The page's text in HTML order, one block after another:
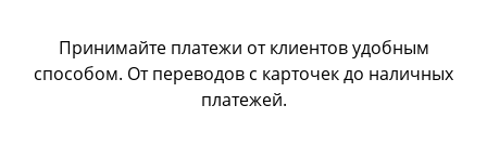
Принимайте платежи от клиентов удобным
способом. От переводов с карточек до наличных
платежей.